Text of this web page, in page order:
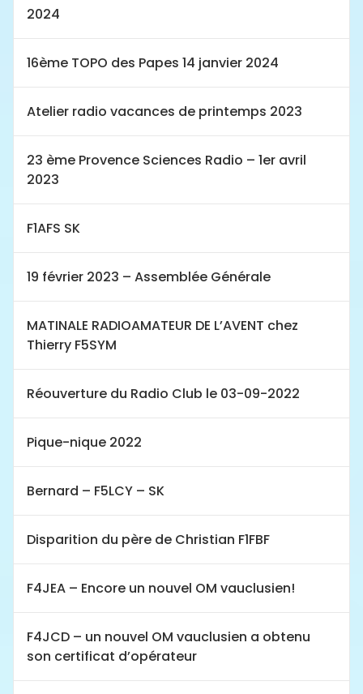
2024
16ème TOPO des Papes 14 janvier 2024
Atelier radio vacances de printemps 2023
23 ème Provence Sciences Radio – 1er avril
2023
F1AFS SK
19 février 2023 – Assemblée Générale
MATINALE RADIOAMATEUR DE L’AVENT chez
Thierry F5SYM
Réouverture du Radio Club le 03-09-2022
Pique-nique 2022
Bernard – F5LCY – SK
Disparition du père de Christian F1FBF
F4JEA – Encore un nouvel OM vauclusien!
F4JCD – un nouvel OM vauclusien a obtenu
son certificat d’opérateur